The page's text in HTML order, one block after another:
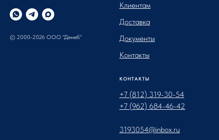
© 2000-2026 ООО "Денеб"
Клиентам
Доставка
Документы
Контакты
КОНТАКТЫ
+7 (812) 319-30-54
+7 (962) 684-46-42
3193054@inbox.ru